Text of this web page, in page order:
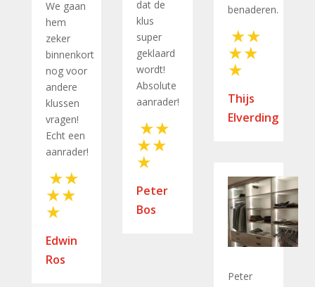
dat de
klus
super
geklaard
wordt!
Absolute
aanrader!
Peter
Bos
benaderen.
Thijs
Elverding
We gaan
hem
zeker
binnenkort
nog voor
andere
klussen
vragen!
Echt een
aanrader!
Edwin
Ros
Peter